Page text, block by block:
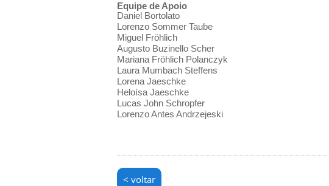
Equipe de Apoio
Daniel Bortolato
Lorenzo Sommer Taube
Miguel Fröhlich
Augusto Buzinello Scher
Mariana Fröhlich Polanczyk
Laura Mumbach Steffens
Lorena Jaeschke
Heloísa Jaeschke
Lucas John Schropfer
Lorenzo Antes Andrzejeski
< voltar